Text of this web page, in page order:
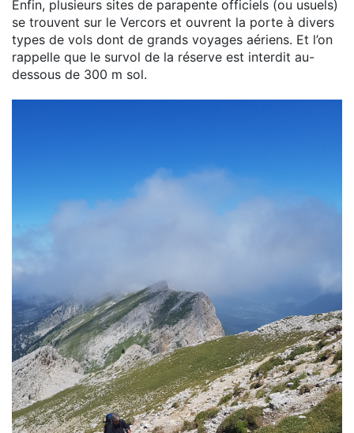
Enfin, plusieurs sites de parapente officiels (ou usuels)
se trouvent sur le Vercors et ouvrent la porte à divers
types de vols dont de grands voyages aériens. Et l’on
rappelle que le survol de la réserve est interdit au-
dessous de 300 m sol.